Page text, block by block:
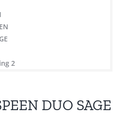
DUO SAGE